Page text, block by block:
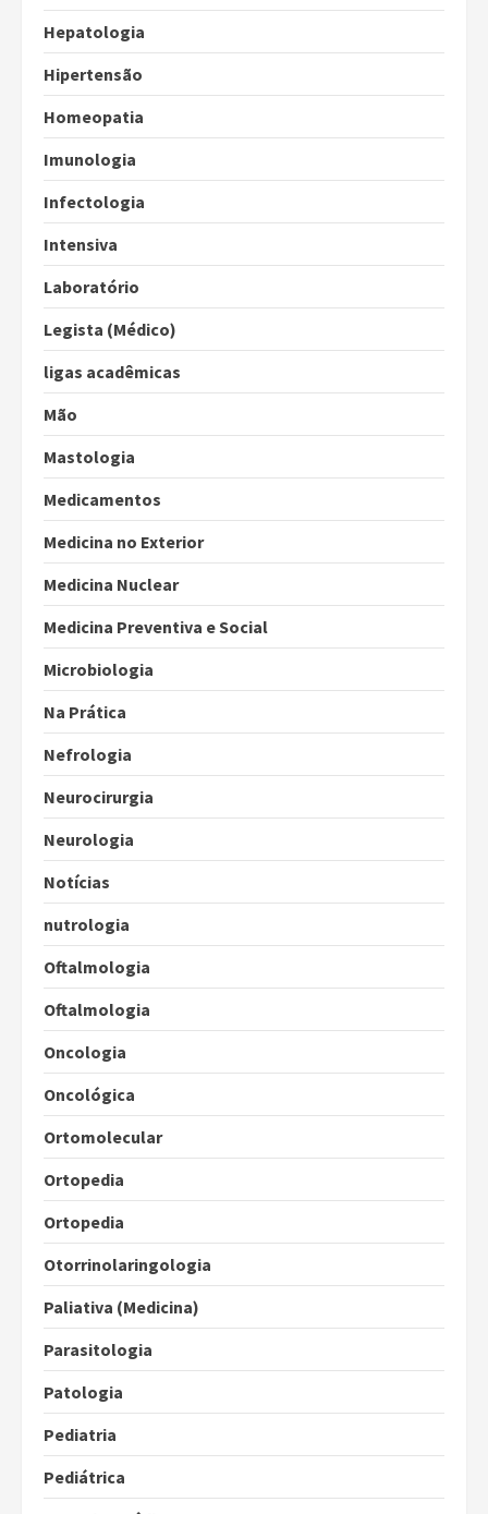
Hepatologia
Hipertensão
Homeopatia
Imunologia
Infectologia
Intensiva
Laboratório
Legista (Médico)
ligas acadêmicas
Mão
Mastologia
Medicamentos
Medicina no Exterior
Medicina Nuclear
Medicina Preventiva e Social
Microbiologia
Na Prática
Nefrologia
Neurocirurgia
Neurologia
Notícias
nutrologia
Oftalmologia
Oftalmologia
Oncologia
Oncológica
Ortomolecular
Ortopedia
Ortopedia
Otorrinolaringologia
Paliativa (Medicina)
Parasitologia
Patologia
Pediatria
Pediátrica